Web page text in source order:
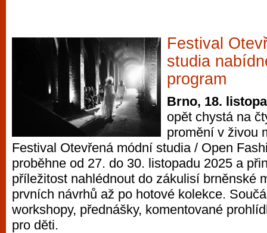
Festival
studia
program
Brno, 18.
opět chystá na
promění v živou
Festival Otevřená módní studia / Open
proběhne od 27. do 30. listopadu 2025 a
příležitost nahlédnout do zákulisí brněnské
prvních návrhů až po hotové kolekce.
workshopy, přednášky, komentované
pro děti.